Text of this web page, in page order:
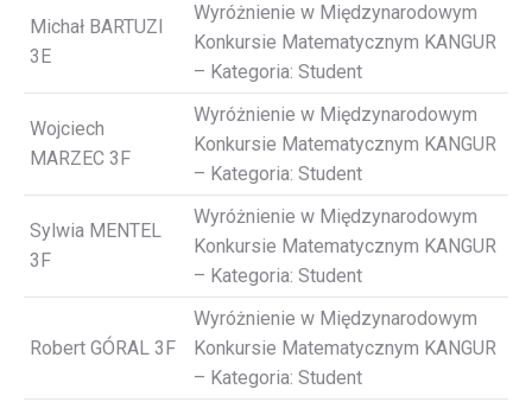
Michał BARTUZI
3E
Wyróżnienie w Międzynarodowym
Konkursie Matematycznym KANGUR
– Kategoria: Student
Wojciech
MARZEC 3F
Wyróżnienie w Międzynarodowym
Konkursie Matematycznym KANGUR
– Kategoria: Student
Sylwia MENTEL
3F
Wyróżnienie w Międzynarodowym
Konkursie Matematycznym KANGUR
– Kategoria: Student
Robert GÓRAL 3F
Wyróżnienie w Międzynarodowym
Konkursie Matematycznym KANGUR
– Kategoria: Student